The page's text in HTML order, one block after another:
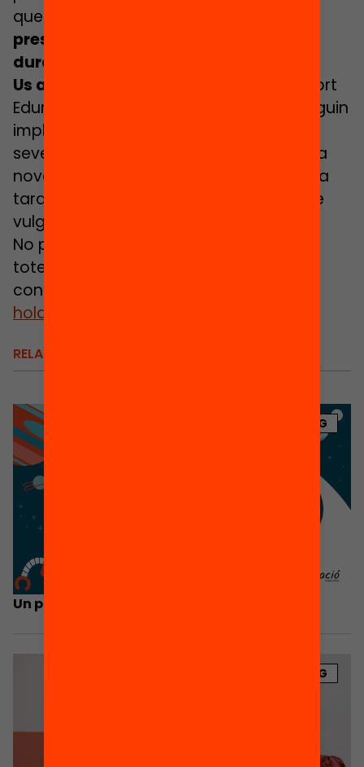
que
present en una trentena de territoris
durant el curs vinent.
Us agradaria participar-hi?
El Passaport
Edunauta busca més municipis que vulguin
implementar el projecte amb totes les
seves potencialitats. Per això, ja prepara
noves sessions informatives de cara a la
tardor per incorporar nous territoris que
vulguin pilotar l’eina a partir del 2022.
No perdeu el fil i estigueu informats de
totes les novetats! Per a més detalls
consulteu a:
hola@passaportedunauta.cat
RELACIONATS
BLOG
Un passaport cap a l’equitat educativa!
BLOG